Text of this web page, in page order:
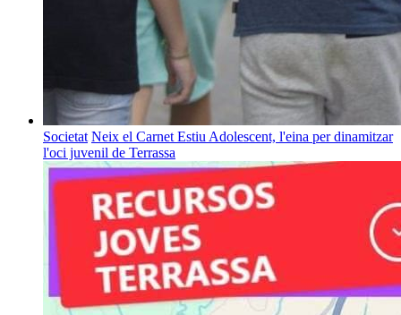
Societat Neix el Carnet Estiu Adolescent, l'eina per dinamitzar
l'oci juvenil de Terrassa